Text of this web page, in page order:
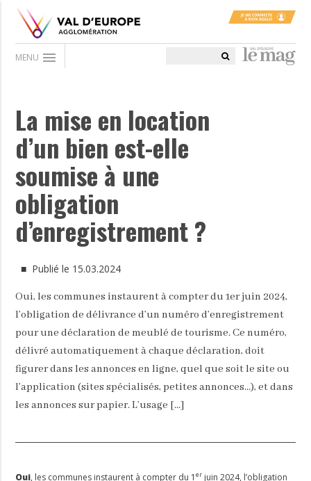
MENU menu
La mise en location
d’un bien est-elle
soumise à une
obligation
d’enregistrement ?
■ Publié le 15.03.2024
Oui, les communes instaurent à compter du 1er juin 2024,
l’obligation de délivrance d’un numéro d’enregistrement
pour une déclaration de meublé de tourisme. Ce numéro,
délivré automatiquement à chaque déclaration, doit
figurer dans les annonces en ligne, quel que soit le site ou
l’application (sites spécialisés, petites annonces…), et dans
les annonces sur papier. L’usage […]
Oui, les communes instaurent à compter du 1er juin 2024, l’obligation